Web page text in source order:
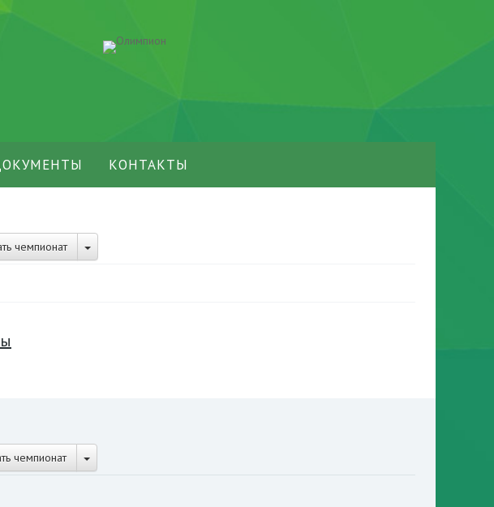
КОНТАКТЫ
чемпионат
чемпионат